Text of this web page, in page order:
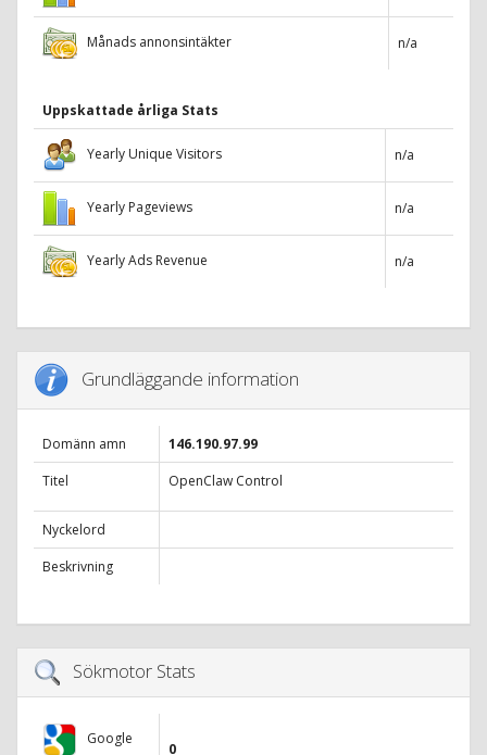
Månads annonsintäkter n/a
Uppskattade årliga Stats
Yearly Unique Visitors n/a
Yearly Pageviews n/a
Yearly Ads Revenue n/a
Grundläggande information
Domänn amn
146.190.97.99
Titel
OpenClaw Control
Nyckelord
Beskrivning
Sökmotor Stats
Google
0